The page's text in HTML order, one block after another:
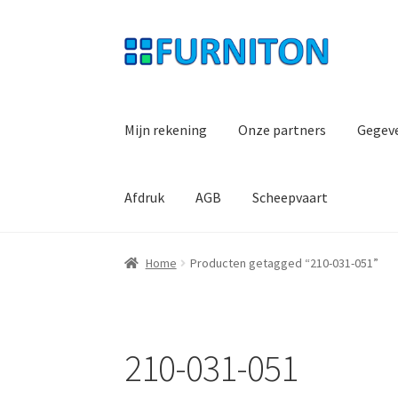
Ga
door
Ga
naar
Mijn rekening
Onze partners
Afdruk AGB Scheepvaart
Home Producten getagged “210-031-051”
210-031-051